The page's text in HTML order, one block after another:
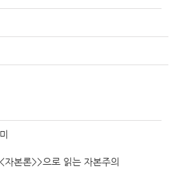
자본론>>으로 읽는 자본주의